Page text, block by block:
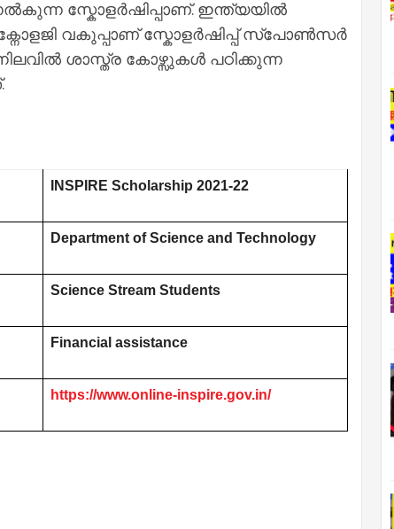
സ്കോളർഷിപ്പാണ്. ഇന്ത്യയിൽ
വകുപ്പാണ് സ്കോളർഷിപ്പ് സ്പോൺസർ
ശാസ്ത്ര കോഴ്സുകൾ പഠിക്കുന്ന
INSPIRE Scholarship 2021-22
Department of Science and Technology
Science Stream Students
Financial assistance
https://www.online-inspire.gov.in/